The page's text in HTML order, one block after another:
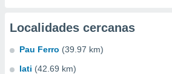
Localidades cercanas
Pau Ferro (39.97 km)
Iati (42.69 km)